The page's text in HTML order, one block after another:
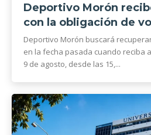
Deportivo Morón
con la obligación de
Deportivo Morón buscará
en la fecha pasada cuando reciba
9 de agosto, desde las 15,...